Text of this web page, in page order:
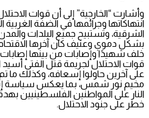
وأشارت “الخارجية” إلى أن قوات
انتهاكاتها وجرائمها في الضفة
الشرقية، وتستبيح جميع البلدات
بشكل دموي وعنيف كان آخرها الاقتحام
خلف شهيدًا وإصابات من بينها إصابات
على آخرين حاولوا إسعافه، وكذلك ما
مخيم نور شمس، بما يعكس سياسة
النار على المواطنين الفلسطينيين
خطر على جنود الاحتلال.